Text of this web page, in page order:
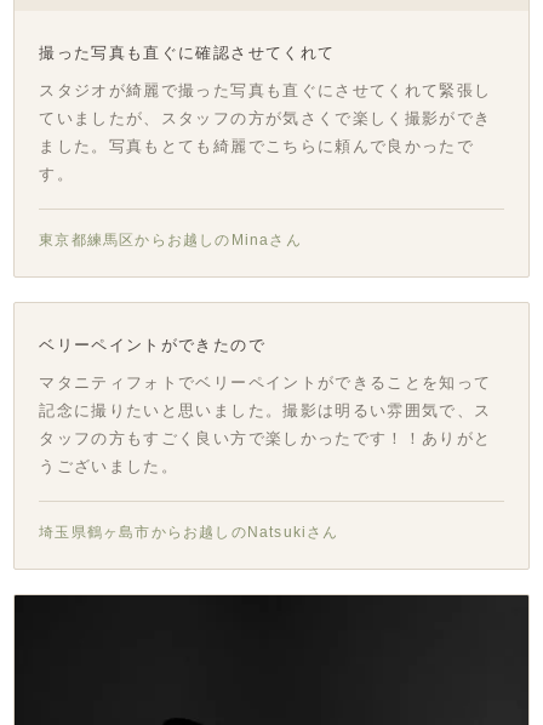
撮った写真も直ぐに確認させてくれて
スタジオが綺麗で撮った写真も直ぐにさせてくれて緊張し
ていましたが、スタッフの方が気さくで楽しく撮影ができ
ました。写真もとても綺麗でこちらに頼んで良かったで
す。
東京都練馬区からお越しのMinaさん
ベリーペイントができたので
マタニティフォトでベリーペイントができることを知って
記念に撮りたいと思いました。撮影は明るい雰囲気で、ス
タッフの方もすごく良い方で楽しかったです！！ありがと
うございました。
埼玉県鶴ヶ島市からお越しのNatsukiさん